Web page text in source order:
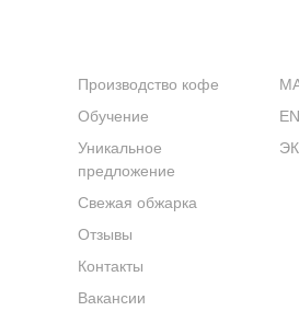
Производство кофе
Обучение
Уникальное
предложение
Свежая обжарка
Отзывы
Контакты
Вакансии